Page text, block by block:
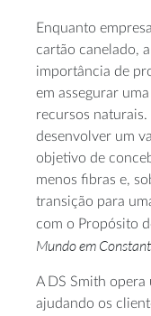
Enquanto
cartão canelado,
importância de
em assegurar
recursos
desenvolver um
objetivo de
menos fibras e,
transição para
com o Propósito
Mundo em
A DS Smith
ajudando os